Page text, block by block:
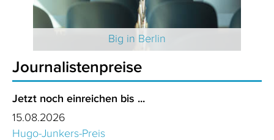
Big in Berlin
Journalistenpreise
Jetzt noch einreichen bis ...
15.08.2026
Hugo-Junkers-Preis